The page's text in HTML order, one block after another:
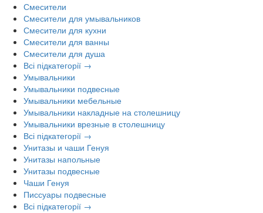
Смесители
Смесители для умывальников
Смесители для кухни
Смесители для ванны
Смесители для душа
Всі підкатегорії →
Умывальники
Умывальники подвесные
Умывальники мебельные
Умывальники накладные на столешницу
Умывальники врезные в столешницу
Всі підкатегорії →
Унитазы и чаши Генуя
Унитазы напольные
Унитазы подвесные
Чаши Генуя
Писсуары подвесные
Всі підкатегорії →